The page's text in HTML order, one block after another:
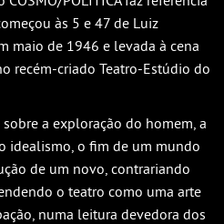
às 5 e 47 de Luiz
maio de 1946 e levada à cena
recém-criado Teatro-Estúdio do
a exploração do homem, a
idealismo, o fim de um mundo
de um novo, contrariando
o teatro como uma arte
numa leitura devedora dos